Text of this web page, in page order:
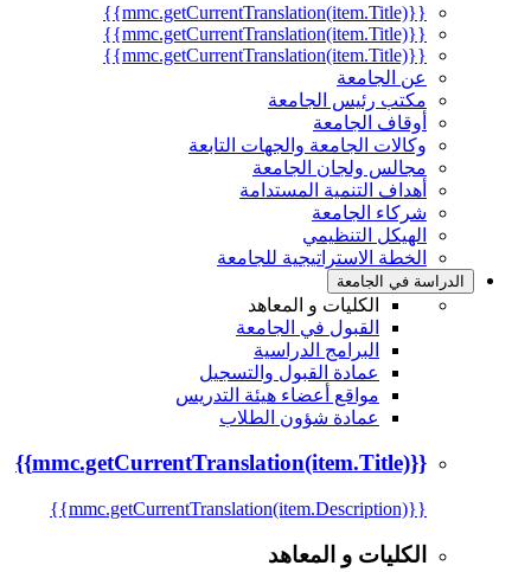
{{mmc.getCurrentTranslation(item.Title)}}
{{mmc.getCurrentTranslation(item.Title)}}
{{mmc.getCurrentTranslation(item.Title)}}
عن الجامعة
مكتب رئيس الجامعة
أوقاف الجامعة
وكالات الجامعة والجهات التابعة
مجالس ولجان الجامعة
أهداف التنمية المستدامة
شركاء الجامعة
الهيكل التنظيمي
الخطة الاستراتيجية للجامعة
الدراسة في الجامعة
الكليات و المعاهد
القبول في الجامعة
البرامج الدراسية
عمادة القبول والتسجيل
مواقع أعضاء هيئة التدريس
عمادة شؤون الطلاب
{{mmc.getCurrentTranslation(item.Title)}}
{{mmc.getCurrentTranslation(item.Description)}}
الكليات و المعاهد